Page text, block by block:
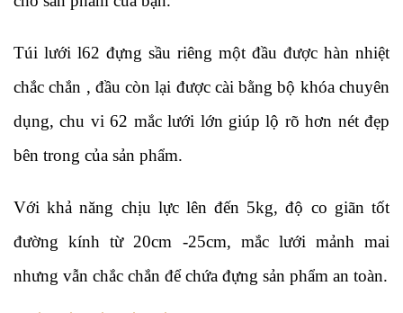
Túi lưới l62 đựng sầu riêng một đầu được hàn nhiệt
chắc chắn , đầu còn lại được cài bằng bộ khóa chuyên
dụng, chu vi 62 mắc lưới lớn giúp lộ rõ hơn nét đẹp
bên trong của sản phẩm.
Với khả năng chịu lực lên đến 5kg, độ co giãn tốt
đường kính từ 20cm -25cm, mắc lưới mảnh mai
nhưng vẫn chắc chắn để chứa đựng sản phẩm an toàn.